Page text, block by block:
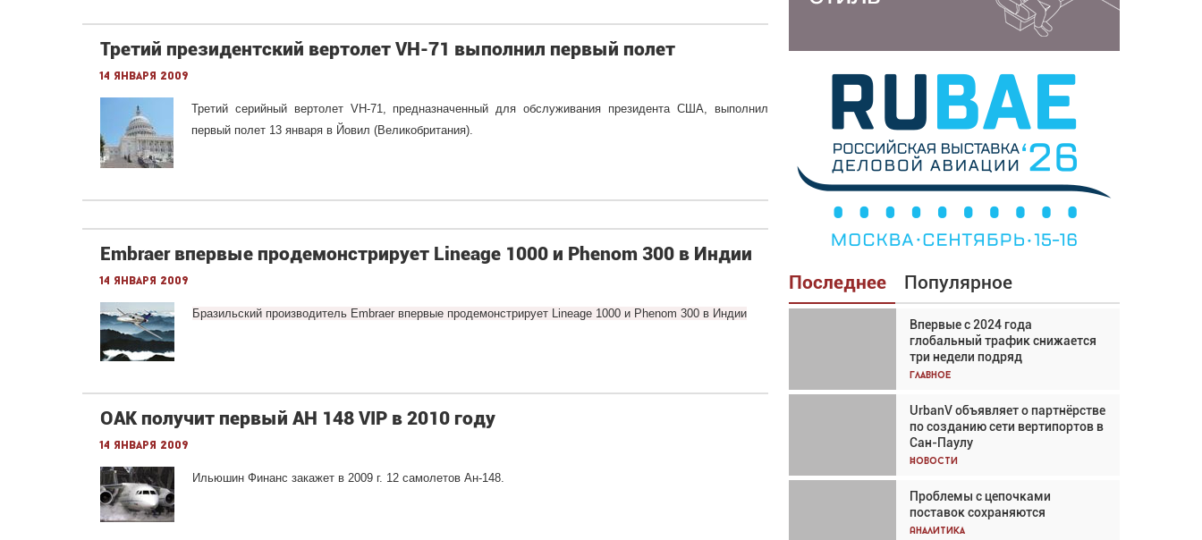
Третий президентский вертолет VH-71 выполнил первый полет
14 января 2009
Третий серийный вертолет VH-71, предназначенный для обслуживания президента США, выполнил
первый полет 13 января в Йовил (Великобритания).
Embraer впервые продемонстрирует Lineage 1000 и Phenom 300 в Индии
14 января 2009
Бразильский производитель Embraer впервые продемонстрирует Lineage 1000 и Phenom 300 в Индии
ОАК получит первый АН 148 VIP в 2010 году
14 января 2009
Ильюшин Финанс закажет в 2009 г. 12 самолетов Ан-148.
Последнее Популярное
Впервые с 2024 года
глобальный трафик снижается
три недели подряд
Главное
UrbanV объявляет о партнёрстве
по созданию сети вертипортов в
Сан-Паулу
Новости
Проблемы с цепочками
поставок сохраняются
Аналитика
Взгляд с высоты: тандем
вертолётов и БПЛА в
спасательных операциях
Главное
Авиационный фотограф Дэйв
Кох: «Фотография говорит сама
за себя... а ИИ всё портит»
Новости
Впервые с 2024 года
глобальный трафик снижается
три недели подряд